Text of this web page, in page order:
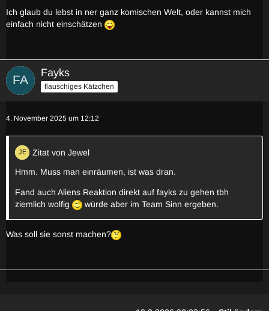
Ich glaub du lebst in ner ganz komischen Welt, oder kannst mich
einfach nicht einschätzen
Fayks
flauschiges Kätzchen
4. November 2025 um 12:12
Zitat von Jewel
Hmm. Muss man einräumen, ist was dran.
Fand auch Aliens Reaktion direkt auf fayks zu gehen tbh
ziemlich wolfig
würde aber im Team Sinn ergeben.
Was soll sie sonst machen?